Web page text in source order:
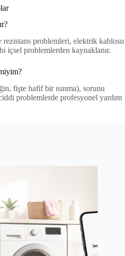
rezistans problemleri, elektrik kablosu
içsel problemlerden kaynaklanır.
fişte hafif bir ısınma), sorunu
problemlerde profesyonel yardım